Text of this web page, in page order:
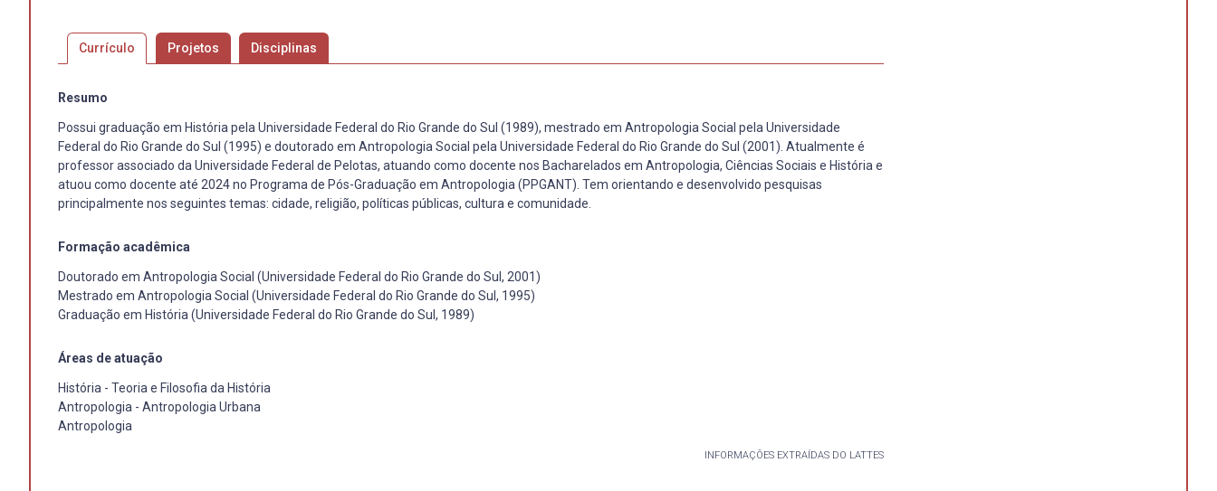
Currículo Projetos Disciplinas
Resumo
Possui graduação em História pela Universidade Federal do Rio Grande do Sul (1989), mestrado em Antropologia Social pela Universidade
Federal do Rio Grande do Sul (1995) e doutorado em Antropologia Social pela Universidade Federal do Rio Grande do Sul (2001). Atualmente é
professor associado da Universidade Federal de Pelotas, atuando como docente nos Bacharelados em Antropologia, Ciências Sociais e História e
atuou como docente até 2024 no Programa de Pós-Graduação em Antropologia (PPGANT). Tem orientando e desenvolvido pesquisas
principalmente nos seguintes temas: cidade, religião, políticas públicas, cultura e comunidade.
Formação acadêmica
Doutorado em Antropologia Social (Universidade Federal do Rio Grande do Sul, 2001)
Mestrado em Antropologia Social (Universidade Federal do Rio Grande do Sul, 1995)
Graduação em História (Universidade Federal do Rio Grande do Sul, 1989)
Áreas de atuação
História - Teoria e Filosofia da História
Antropologia - Antropologia Urbana
Antropologia
INFORMAÇÕES EXTRAÍDAS DO LATTES